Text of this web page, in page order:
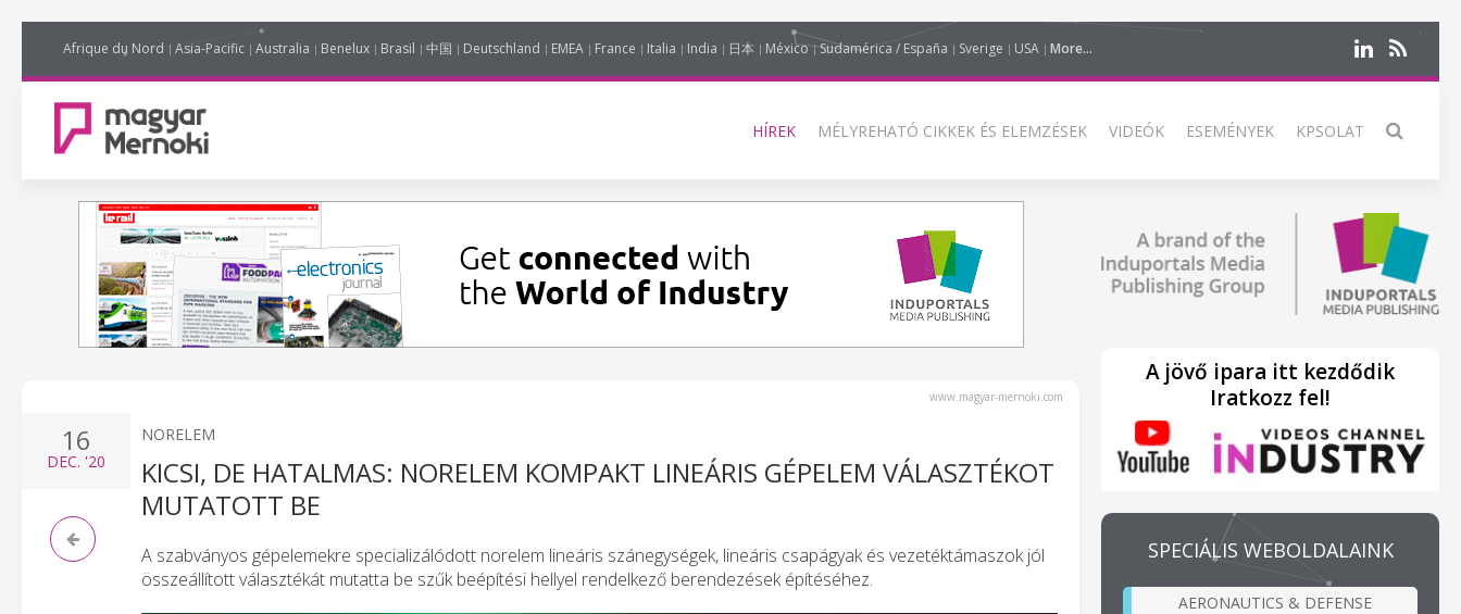
Afrique du Nord Asia-Pacific Australia Benelux Brasil 中国 Deutschland EMEA France Italia India 日本 México Sudamérica / España Sverige USA More...
HÍREK MÉLYREHATÓ CIKKEK ÉS ELEMZÉSEK VIDEÓK ESEMÉNYEK KPSOLAT
www.magyar-mernoki.com
16
DEC. '20
NORELEM
KICSI, DE HATALMAS: NORELEM KOMPAKT LINEÁRIS GÉPELEM VÁLASZTÉKOT
MUTATOTT BE
A szabványos gépelemekre specializálódott norelem lineáris szánegységek, lineáris csapágyak és vezetéktámaszok jól
összeállított választékát mutatta be szűk beépítési hellyel rendelkező berendezések építéséhez.
A jövő ipara itt kezdődik
Iratkozz fel!
SPECIÁLIS WEBOLDALAINK
AERONAUTICS & DEFENSE